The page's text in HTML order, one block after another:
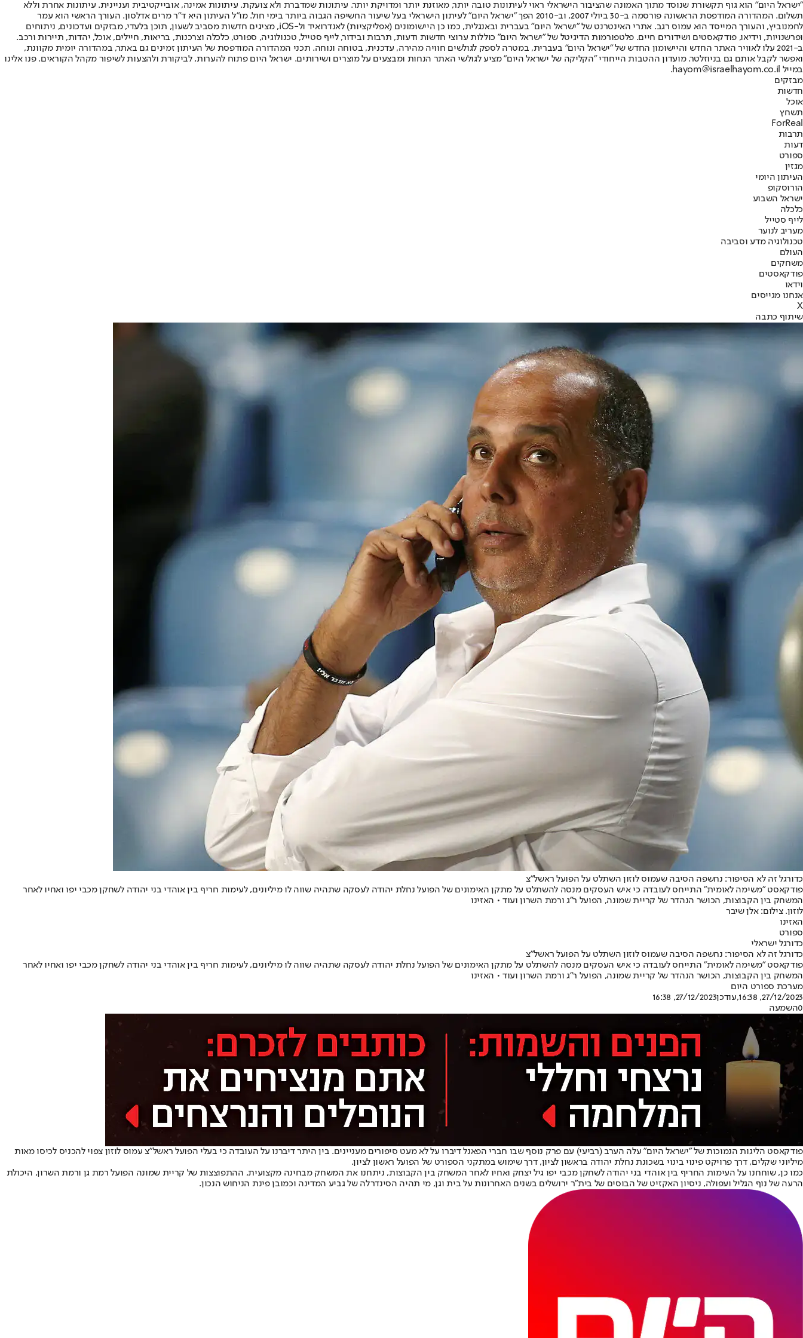
"ישראל היום" הוא גוף תקשורת שנוסד מתוך האמונה שהציבור הישראלי ראוי לעיתונות טובה יותר, מאוזנת יותר ומדויקת יותר. עיתונות שמדברת ולא צועקת. עיתונות אמינה, אובייקטיבית ועניינית. עיתונות אחרת וללא
תשלום. המהדורה המודפסת הראשונה פורסמה ב-30 ביולי 2007, וב-2010 הפך "ישראל היום" לעיתון הישראלי בעל שיעור החשיפה הגבוה ביותר בימי חול. מו"ל העיתון היא ד"ר מרים אדלסון. העורך הראשי הוא עמר
לחמנוביץ, והעורך המייסד הוא עמוס רגב. אתרי האינטרנט של "ישראל היום" בעברית ובאנגלית, כמו כן היישומונים (אפליקציות) לאנדרואיד ול-iOS, מציגים חדשות מסביב לשעון, תוכן בלעדי, מבזקים ועדכונים, ניתוחים
ופרשנויות, וידיאו, פודקאסטים ושידורים חיים. פלטפורמות הדיגיטל של "ישראל היום" כוללות ערוצי חדשות ודעות, תרבות ובידור, לייף סטייל, טכנולוגיה, ספורט, כלכלה וצרכנות, בריאות, חיילים, אוכל, יהדות, תיירות ורכב.
ב-2021 עלו לאוויר האתר החדש והיישומון החדש של "ישראל היום" בעברית, במטרה לספק לגולשים חוויה מהירה, עדכנית, בטוחה ונוחה. תכני המהדורה המודפסת של העיתון זמינים גם באתר, במהדורה יומית מקוונת,
ואפשר לקבל אותם גם בניוזלטר. מועדון ההטבות הייחודי "הקליקה של ישראל היום" מציע לגולשי האתר הנחות ומבצעים על מוצרים ושירותים. ישראל היום פתוח להערות, לביקורת ולהצעות לשיפור מקהל הקוראים. פנו אלינו
במייל hayom@israelhayom.co.il.
מבזקים
חדשות
אוכל
תשחץ
ForReal
תרבות
דעות
ספורט
מגזין
העיתון היומי
הורוסקופ
ישראל השבוע
כלכלה
לייף סטייל
מעריב לנוער
טכנולוגיה מדע וסביבה
העולם
משחקים
פודקאסטים
וידאו
אנחנו מגייסים
X
שיתוף כתבה
כדורגל זה לא הסיפור: נחשפה הסיבה שעמוס לוזון השתלט על הפועל ראשל"צ
פודקאסט "משימה לאומית" התייחס לעובדה כי איש העסקים מנסה להשתלט על מתקן האימונים של הפועל נחלת יהודה לעסקה שתהיה שווה לו מיליונים, לעימות חריף בין אוהדי בני יהודה לשחקן מכבי יפו ואחיו לאחר
המשחק בין הקבוצות, הכושר הנהדר של קריית שמונה, הפועל ר"ג ורמת השרון ועוד • האזינו
לוזון. צילום: אלן שיבר
האזינו
ספורט
כדורגל ישראלי
כדורגל זה לא הסיפור: נחשפה הסיבה שעמוס לוזון השתלט על הפועל ראשל"צ
פודקאסט "משימה לאומית" התייחס לעובדה כי איש העסקים מנסה להשתלט על מתקן האימונים של הפועל נחלת יהודה לעסקה שתהיה שווה לו מיליונים, לעימות חריף בין אוהדי בני יהודה לשחקן מכבי יפו ואחיו לאחר
המשחק בין הקבוצות, הכושר הנהדר של קריית שמונה, הפועל ר"ג ורמת השרון ועוד • האזינו
מערכת ספורט היום
27/12/2023, 16:38
,עודכן27/12/2023, 16:38
0השמעה
פודקאסט הליגות הנמוכות של "ישראל היום" עלה הערב (רביעי) עם פרק נוסף שבו חברי הפאנל דיברו על לא מעט סיפורים מעניינים. בין היתר דיברנו על העובדה כי בעלי הפועל ראשל"צ עמוס לוזון צפוי להכניס לכיסו מאות
מיליוני שקלים, דרך פרויקט פינוי בינוי בשכונת נחלת יהודה בראשון לציון, דרך שימוש במתקני הספורט של הפועל ראשון לציון.
כמו כן, שוחחנו על העימות החריף בין אוהדי בני יהודה לשחקן מכבי יפו גיל יצחק ואחיו לאחר המשחק בין הקבוצות, ניתחנו את המשחק מבחינה מקצועית, ההתפוצצות של קריית שמונה הפועל רמת גן ורמת השרון, היכולת
הרעה של נוף הגליל ועפולה, ניסיון האקזיט של הבוסים של בית"ר ירושלים בשנים האחרונות על בית וגן, מי תהיה הסינדרלה של גביע המדינה וכמובן פינת הניחוש הנכון.